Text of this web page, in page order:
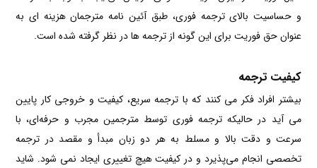
و حساسیت بالای ترجمه فوری، طبق آئین نامه مترجمان هزینه ای به
عنوان حق فوریت برای این گونه از ترجمه ها در نظر گرفته شده است.
کیفیت ترجمه
بیشتر افراد فکر می کنند که با ترجمه سریع، کیفیت و خروجی کار پایین
می آید در حالیکه ترجمه فوری توسط مترجمین مجرب و حرفه‌ای، با
سرعت و دقت بالا و مسلط به هر دو زبان مبدأ و مقصد در ترجمه
تخصصی انجام می‌پذیرد و در کیفیت هیچ تغییری ایجاد نمی شود. شاید